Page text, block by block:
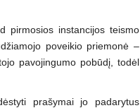
pirmosios instancijos teismo
poveikio priemonė –
pavojingumo pobūdį, todėl
prašymai jo padarytus